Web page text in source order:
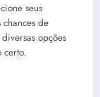
seus
chances de
opções